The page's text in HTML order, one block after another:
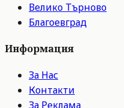
Велико Търново
Благоевград
Информация
За Нас
Контакти
За Реклама